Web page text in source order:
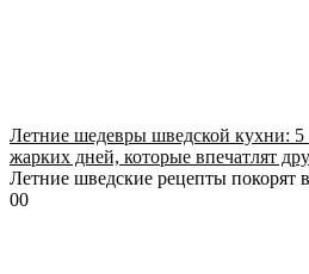
Летние шедевры шведской кухни: 5
жарких дней, которые впечатлят
Летние шведские рецепты покорят
00